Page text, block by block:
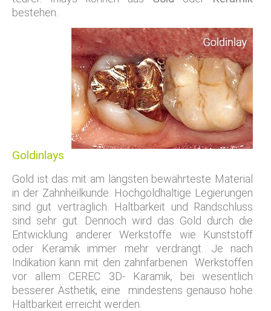
bestehen.
Goldinlays
Gold ist das mit am längsten bewährteste Material
in der Zahnheilkunde. Hochgoldhaltige Legierungen
sind gut verträglich. Haltbarkeit und Randschluss
sind sehr gut. Dennoch wird das Gold durch die
Entwicklung anderer Werkstoffe wie Kunststoff
oder Keramik immer mehr verdrängt. Je nach
Indikation kann mit den zahnfarbenen Werkstoffen
vor allem CEREC 3D- Karamik, bei wesentlich
besserer Ästhetik, eine mindestens genauso hohe
Haltbarkeit erreicht werden.